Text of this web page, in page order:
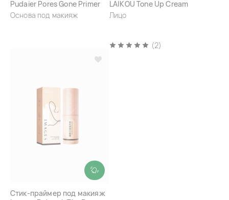
Pudaier Pores Gone Primer
Основа под макияж
LAIKOU Tone Up Cream
Лицо
(2)
Стик-праймер под макияж